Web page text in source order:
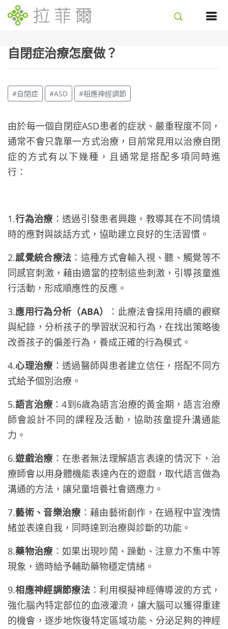
自閉症治療怎麼做？
#自閉症 #ASD #相應神經調節
由於每一個自閉症ASD患者的症狀、嚴重程度不同，
通常不會只靠單一方式治療，目前常見用以治療自閉
症的方式有以下幾種，且通常是搭配多項同時進
行：
1.行為治療：透過引發患者興趣，教導其在不同情境
時的應對與談話方式，協助建立良好的生活習慣。
2.感覺統合療法 ：這種方式會輸入視、聽、觸覺等不
同感官刺激，藉由適當的控制這些刺激，引導孩童進
行活動，形成順應性的反應。
3.應用行為分析（ABA）
：此療法會採用持續的觀察
與紀錄，分析孩子的學習狀況和行為，在找出策略後
改善孩子的偏差行為，養成正確的行為模式。
4.心理治療：透過醫師與患者建立信任，搭配不同方
式給予個別治療。
5.語言治療：4到6歲為語言治療的黃金期，語言治療
師會設計不同的課程及活動，協助孩童提升溝通能
力。
6.遊戲治療：在患者無法理解語言表達的情況下，治
療師會以用身體機能表達內在的遊戲，取代語言做為
溝通的方法，讓兒童培養社會適應力。
7.藝術、音樂治療：藉由藝術創作，在過程中宣洩情
緒並表達自我，同時達到治療與診斷的功能。
8.藥物治療：如果出現吵鬧、躁動、注意力不集中等
現象，適時給予輔助藥物穩定情緒。
9.相應神經調節療法：利用模擬神經傳導波的方式，
強化腦內特定部位的血液灌流，讓大腦可以獲得重建
的機會，逐步地恢復特定區域功能、分泌足夠的神經